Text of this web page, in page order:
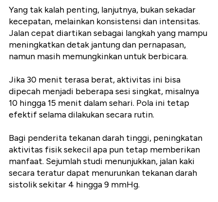
Yang tak kalah penting, lanjutnya, bukan sekadar
kecepatan, melainkan konsistensi dan intensitas.
Jalan cepat diartikan sebagai langkah yang mampu
meningkatkan detak jantung dan pernapasan,
namun masih memungkinkan untuk berbicara.
Jika 30 menit terasa berat, aktivitas ini bisa
dipecah menjadi beberapa sesi singkat, misalnya
10 hingga 15 menit dalam sehari. Pola ini tetap
efektif selama dilakukan secara rutin.
Bagi penderita tekanan darah tinggi, peningkatan
aktivitas fisik sekecil apa pun tetap memberikan
manfaat. Sejumlah studi menunjukkan, jalan kaki
secara teratur dapat menurunkan tekanan darah
sistolik sekitar 4 hingga 9 mmHg.